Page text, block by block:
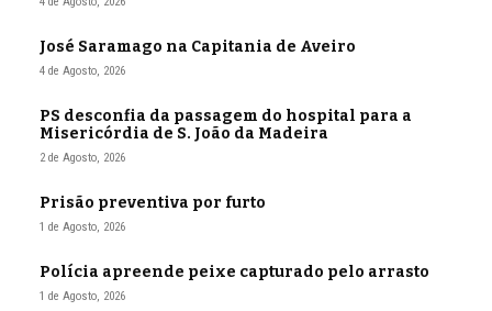
José Saramago na Capitania de Aveiro
4 de Agosto, 2026
PS desconfia da passagem do hospital para a
Misericórdia de S. João da Madeira
2 de Agosto, 2026
Prisão preventiva por furto
1 de Agosto, 2026
Polícia apreende peixe capturado pelo arrasto
1 de Agosto, 2026